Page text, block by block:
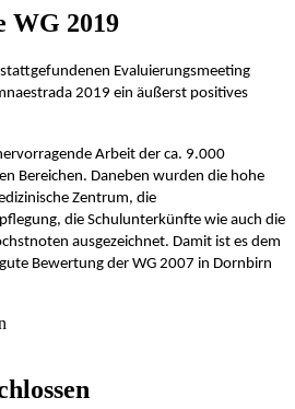
WG 2019
Evaluierungsmeeting
2019 ein äußerst positives
Arbeit der ca. 9.000
Bereichen. Daneben wurden die hohe
Zentrum, die
die Schulunterkünfte wie auch die
ausgezeichnet. Damit ist es dem
Bewertung der WG 2007 in Dornbirn